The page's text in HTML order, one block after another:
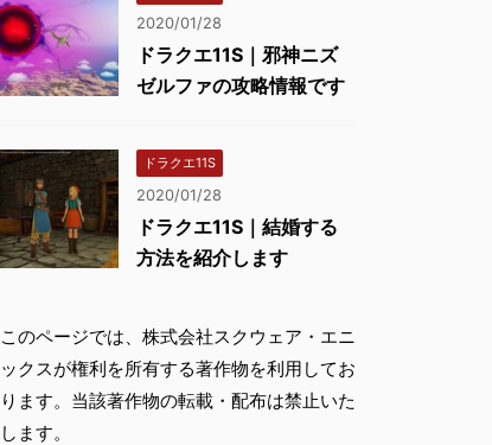
2020/01/28
ドラクエ11S｜邪神ニズ
ゼルファの攻略情報です
ドラクエ11S
2020/01/28
ドラクエ11S｜結婚する
方法を紹介します
このページでは、株式会社スクウェア・エニ
ックスが権利を所有する著作物を利用してお
ります。当該著作物の転載・配布は禁止いた
します。